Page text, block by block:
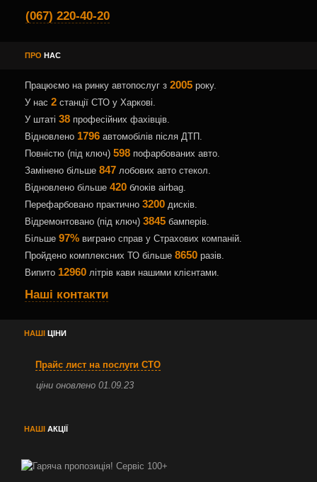
(067) 220-40-20
ПРО НАС
Працюємо на ринку автопослуг з 2005 року.
У нас 2 станції СТО у Харкові.
У штаті 38 професійних фахівців.
Відновлено 1796 автомобілів після ДТП.
Повністю (під ключ) 598 пофарбованих авто.
Замінено більше 847 лобових авто стекол.
Відновлено більше 420 блоків airbag.
Перефарбовано практично 3200 дисків.
Відремонтовано (під ключ) 3845 бамперів.
Більше 97% виграно справ у Страхових компаній.
Пройдено комплексних ТО більше 8650 разів.
Випито 12960 літрів кави нашими клієнтами.
Наші контакти
НАШІ ЦІНИ
Прайс лист на послуги СТО
ціни оновлено 01.09.23
НАШІ АКЦІЇ